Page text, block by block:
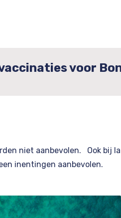
voor
niet aanbevolen. Ook bij
inentingen aanbevolen.